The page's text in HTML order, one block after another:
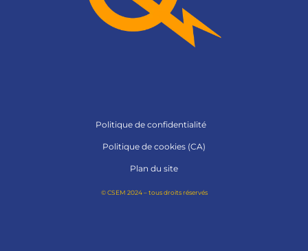
Politique de confidentialité
Politique de cookies (CA)
Plan du site
© CSEM 2024 – tous droits réservés